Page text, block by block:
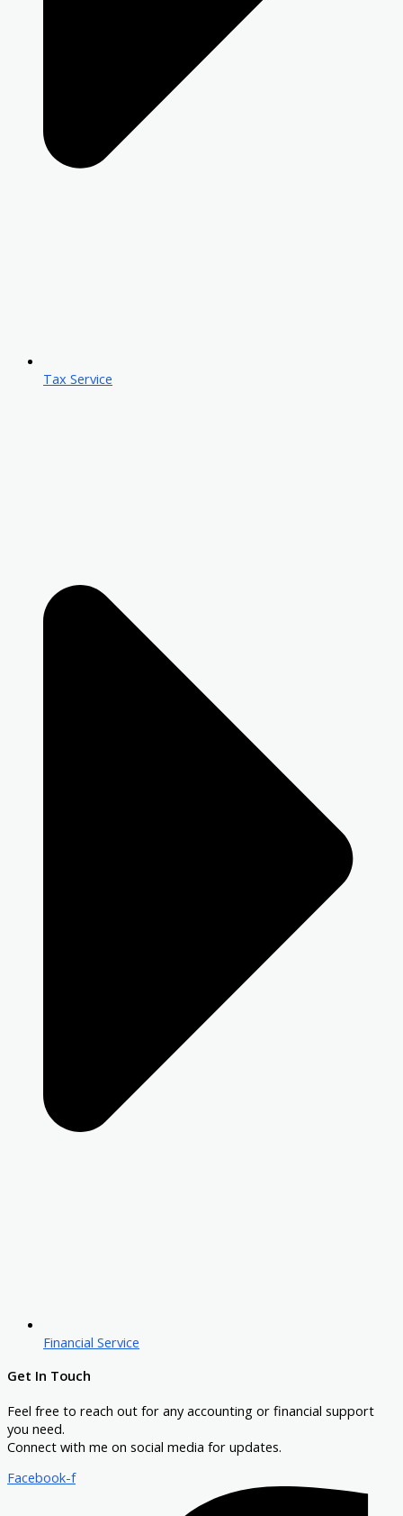
Tax Service
Financial Service
Get In Touch
Feel free to reach out for any accounting or financial support
you need.
Connect with me on social media for updates.
Facebook-f